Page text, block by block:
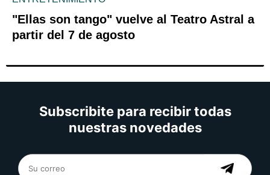
"Ellas son tango" vuelve al Teatro Astral a
partir del 7 de agosto
Subscribite para recibir todas
nuestras novedades